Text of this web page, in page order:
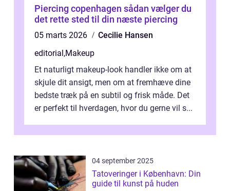
Piercing copenhagen sådan vælger du
det rette sted til din næste piercing
05 marts 2026
Cecilie Hansen
editorial,Makeup
Et naturligt makeup-look handler ikke om at
skjule dit ansigt, men om at fremhæve dine
bedste træk på en subtil og frisk måde. Det
er perfekt til hverdagen, hvor du gerne vil s...
04 september 2025
Tatoveringer i København: Din
guide til kunst på huden